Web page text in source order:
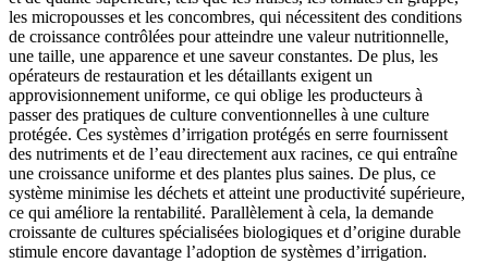
les micropousses et les concombres, qui nécessitent des conditions
de croissance contrôlées pour atteindre une valeur nutritionnelle,
une taille, une apparence et une saveur constantes. De plus, les
opérateurs de restauration et les détaillants exigent un
approvisionnement uniforme, ce qui oblige les producteurs à
passer des pratiques de culture conventionnelles à une culture
protégée. Ces systèmes d’irrigation protégés en serre fournissent
des nutriments et de l’eau directement aux racines, ce qui entraîne
une croissance uniforme et des plantes plus saines. De plus, ce
système minimise les déchets et atteint une productivité supérieure,
ce qui améliore la rentabilité. Parallèlement à cela, la demande
croissante de cultures spécialisées biologiques et d’origine durable
stimule encore davantage l’adoption de systèmes d’irrigation.